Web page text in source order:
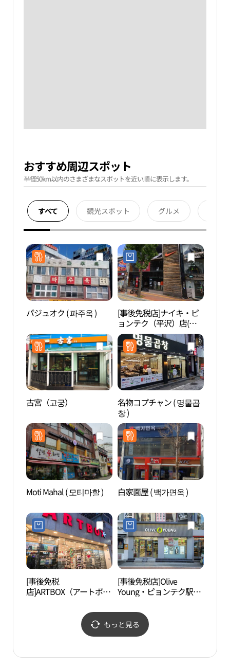
おすすめ周辺スポット
半径50km以内のさまざまなスポットを近い順に表示します。
すべて 観光スポット グルメ
パジュオク ( 파주옥 )
[事後免税店]ナイキ・ピ
ョンテク（平沢）店(나
이키 평택점)
古宮（고궁）
名物コプチャン ( 명물곱
창 )
Moti Mahal ( 모티마할 ) 白家面屋 ( 백가면옥 )
[事後免税
店]ARTBOX（アートボッ
ンアン（平沢中央）店
(아트박스 평택중앙점)
[事後免税店]Olive
Young・ピョンテク駅店
もっと見る